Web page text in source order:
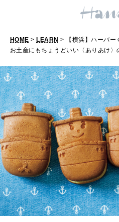
おい
どこ行
明日の
[12星座別]
【
横
浜
】
ハ
ー
バ
ー
く
ん
HOME > LEARN > 【横浜】ハーバー
お土産にもちょうどいい〈ありあけ〉